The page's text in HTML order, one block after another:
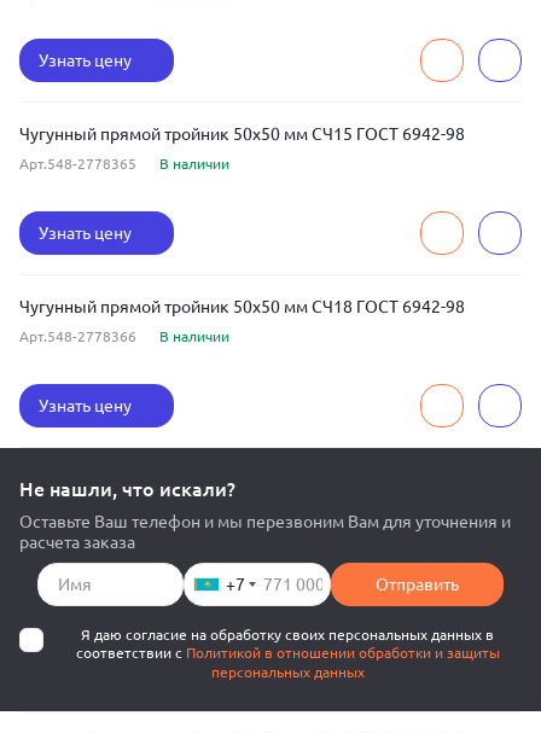
Узнать цену
Чугунный прямой тройник 50x50 мм СЧ15 ГОСТ 6942-98
Арт.548-2778365 В наличии
Узнать цену
Чугунный прямой тройник 50x50 мм СЧ18 ГОСТ 6942-98
Арт.548-2778366 В наличии
Узнать цену
Не нашли, что искали?
Оставьте Ваш телефон и мы перезвоним Вам для уточнения и
расчета заказа
+7 Отправить
Я даю согласие на обработку своих персональных данных в
соответствии с Политикой в отношении обработки и защиты
персональных данных